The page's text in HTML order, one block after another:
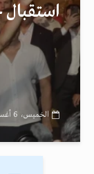
الخميس، 6 أغسطس 2026، 6:46 ص